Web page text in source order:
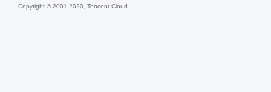
Copyright © 2001-2020, Tencent Cloud.